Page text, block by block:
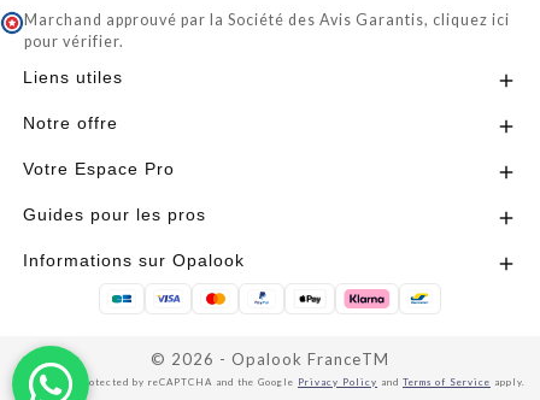
Marchand approuvé par la Société des Avis Garantis, cliquez ici
pour vérifier.
Liens utiles 
Notre offre 
Votre Espace Pro 
Guides pour les pros 
Informations sur Opalook 
© 2026 - Opalook FranceTM
This site is protected by reCAPTCHA and the Google Privacy Policy and Terms of Service apply.